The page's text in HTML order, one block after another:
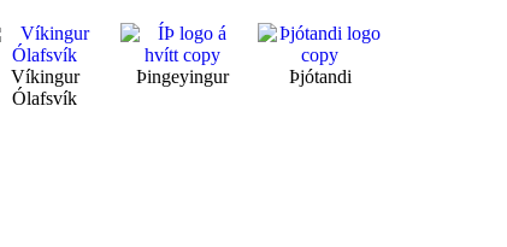
Víkingur
Ólafsvík
Þingeyingur Þjótandi